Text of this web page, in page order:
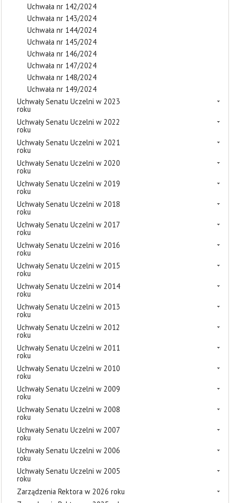
Uchwała nr 142/2024
Uchwała nr 143/2024
Uchwała nr 144/2024
Uchwała nr 145/2024
Uchwała nr 146/2024
Uchwała nr 147/2024
Uchwała nr 148/2024
Uchwała nr 149/2024
Uchwały Senatu Uczelni w 2023
roku
Uchwały Senatu Uczelni w 2022
roku
Uchwały Senatu Uczelni w 2021
roku
Uchwały Senatu Uczelni w 2020
roku
Uchwały Senatu Uczelni w 2019
roku
Uchwały Senatu Uczelni w 2018
roku
Uchwały Senatu Uczelni w 2017
roku
Uchwały Senatu Uczelni w 2016
roku
Uchwały Senatu Uczelni w 2015
roku
Uchwały Senatu Uczelni w 2014
roku
Uchwały Senatu Uczelni w 2013
roku
Uchwały Senatu Uczelni w 2012
roku
Uchwały Senatu Uczelni w 2011
roku
Uchwały Senatu Uczelni w 2010
roku
Uchwały Senatu Uczelni w 2009
roku
Uchwały Senatu Uczelni w 2008
roku
Uchwały Senatu Uczelni w 2007
roku
Uchwały Senatu Uczelni w 2006
roku
Uchwały Senatu Uczelni w 2005
roku
Zarządzenia Rektora w 2026 roku